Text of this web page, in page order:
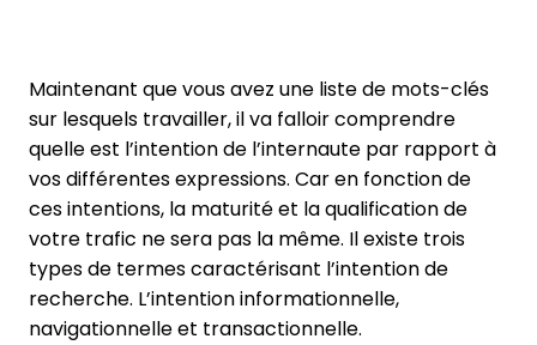
Maintenant que vous avez une liste de mots-clés
sur lesquels travailler, il va falloir comprendre
quelle est l’intention de l’internaute par rapport à
vos différentes expressions. Car en fonction de
ces intentions, la maturité et la qualification de
votre trafic ne sera pas la même. Il existe trois
types de termes caractérisant l’intention de
recherche. L’intention informationnelle,
navigationnelle et transactionnelle.